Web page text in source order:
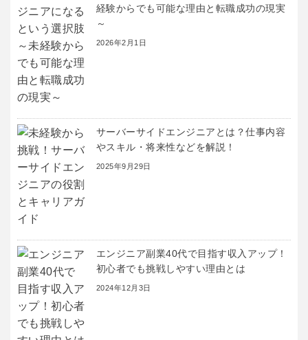
経験からでも可能な理由と転職成功の現実
～
2026年2月1日
サーバーサイドエンジニアとは？仕事内容
やスキル・将来性などを解説！
2025年9月29日
エンジニア副業40代で目指す収入アップ！
初心者でも挑戦しやすい理由とは
2024年12月3日